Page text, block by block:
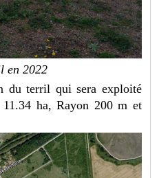
en 2022
du terril qui sera exploité
ha, Rayon 200 m et